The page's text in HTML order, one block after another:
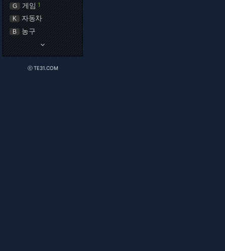
G 게임 1
K 자동차
B 농구
keyboard_arrow_down
ⓒ TE31.COM